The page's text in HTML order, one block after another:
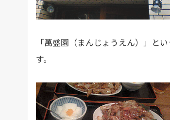
「萬盛園（まんじょうえん）」と
す。